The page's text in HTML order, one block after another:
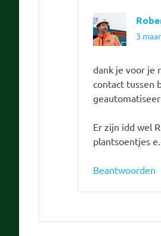
3
dank je voor je
contact tussen
Er zijn idd wel
plantsoentjes
Beantwoorden